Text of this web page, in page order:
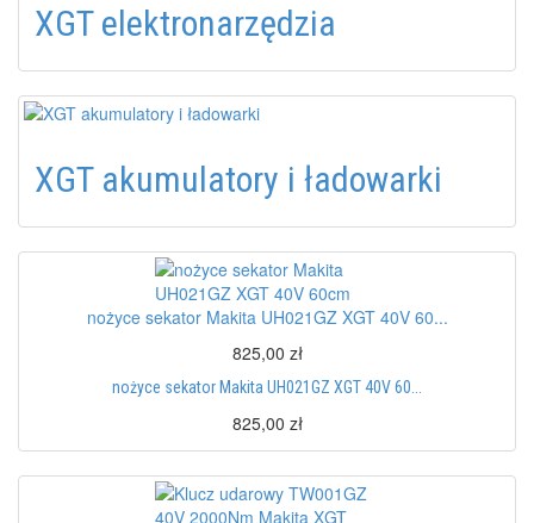
XGT elektronarzędzia
XGT akumulatory i ładowarki
nożyce sekator Makita UH021GZ XGT 40V 60...
825,00 zł
nożyce sekator Makita UH021GZ XGT 40V 60...
825,00 zł